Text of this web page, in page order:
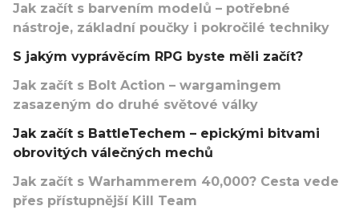
Jak začít s barvením modelů – potřebné
nástroje, základní poučky i pokročilé techniky
S jakým vyprávěcím RPG byste měli začít?
Jak začít s Bolt Action – wargamingem
zasazeným do druhé světové války
Jak začít s BattleTechem – epickými bitvami
obrovitých válečných mechů
Jak začít s Warhammerem 40,000? Cesta vede
přes přístupnější Kill Team